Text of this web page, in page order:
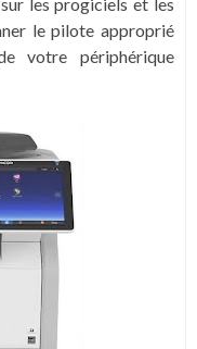
le pilote approprié
votre périphérique